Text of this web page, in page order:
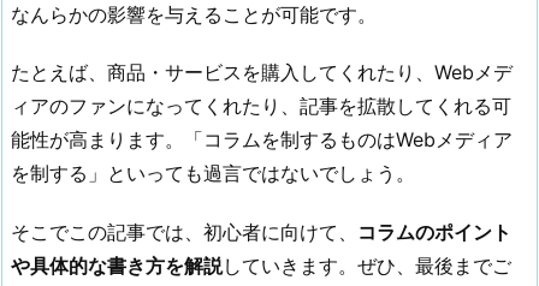
なんらかの影響を与えることが可能です。
たとえば、商品・サービスを購入してくれたり、Webメデ
ィアのファンになってくれたり、記事を拡散してくれる可
能性が高まります。「コラムを制するものはWebメディア
を制する」といっても過言ではないでしょう。
そこでこの記事では、初心者に向けて、 コラムのポイント
や具体的な書き方を解説していきます。ぜひ、最後までご